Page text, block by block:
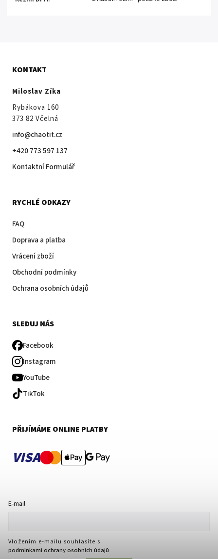
KONTAKT
Miloslav Zíka
Rybákova 160
373 82 Včelná
info@chaotit.cz
+420 773 597 137
Kontaktní Formulář
RYCHLÉ ODKAZY
FAQ
Doprava a platba
Vrácení zboží
Obchodní podmínky
Ochrana osobních údajů
SLEDUJ NÁS
Facebook
Instagram
YouTube
TikTok
PŘIJÍMÁME ONLINE PLATBY
VISA
E-mail
Vložením e-mailu souhlasíte s
podmínkami ochrany osobních údajů